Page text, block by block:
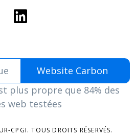
Website Carbon
plus propre que 84% des
web testées
CPGI. TOUS DROITS RÉSERVÉS.